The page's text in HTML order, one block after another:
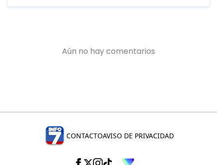
CONTACTOAVISO DE PRIVACIDAD